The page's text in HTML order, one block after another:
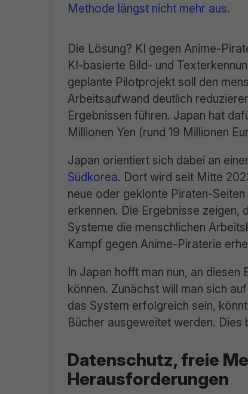
Methode längst nicht mehr aus.
Die Lösung? KI gegen Anime-
KI-basierte Bild- und
geplante Pilotprojekt soll den
Arbeitsaufwand deutlich
Ergebnissen führen. Japan hat
Millionen Yen (rund 19 Millionen
Japan orientiert sich dabei an
Südkorea. Dort wird seit Mitte
neue oder geklonte Piraten-
erkennen. Die Ergebnisse zeigen,
Systeme die menschlichen
Kampf gegen Anime-Piraterie
In Japan hofft man nun, an diesen
können. Zunächst will man sich
das System erfolgreich sein,
Bücher ausgeweitet werden.
Datenschutz, freie
Herausforderungen